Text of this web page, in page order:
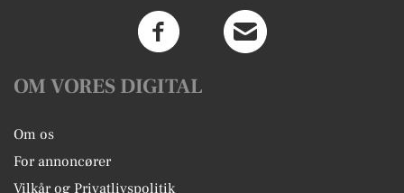
OM VORES DIGITAL
Om os
For annoncører
Vilkår og Privatlivspolitik